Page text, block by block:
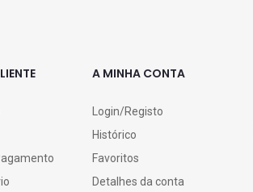
A MINHA CONTA
Login/Registo
Histórico
Favoritos
Detalhes da conta